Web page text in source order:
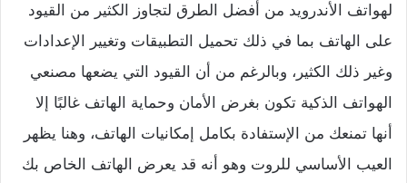
لهواتف الأندرويد من أفضل الطرق لتجاوز الكثير من القيود
على الهاتف بما في ذلك تحميل التطبيقات وتغيير الإعدادات
وغير ذلك الكثير، وبالرغم من أن القيود التي يضعها مصنعي
الهواتف الذكية تكون بغرض الأمان وحماية الهاتف غالبًا إلا
أنها تمنعك من الإستفادة بكامل إمكانيات الهاتف، وهنا يظهر
العيب الأساسي للروت وهو أنه قد يعرض الهاتف الخاص بك